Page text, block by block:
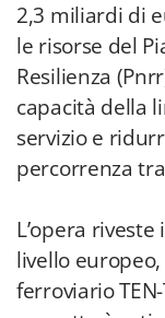
2,3 miliardi di
le risorse del
Resilienza
capacità della
servizio e
percorrenza
L’opera
livello
ferroviario